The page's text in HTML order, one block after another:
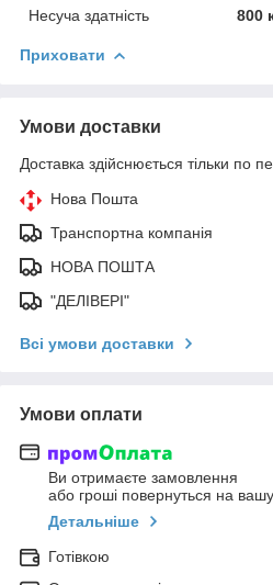
Несуча здатність
800
Приховати
Умови доставки
Доставка здійснюється тільки по
Нова Пошта
Транспортна компанія
НОВА ПОШТА
"ДЕЛІВЕРІ"
Всі умови доставки
Умови оплати
Ви отримаєте замовлення
або гроші повернуться на
Детальніше
Готівкою